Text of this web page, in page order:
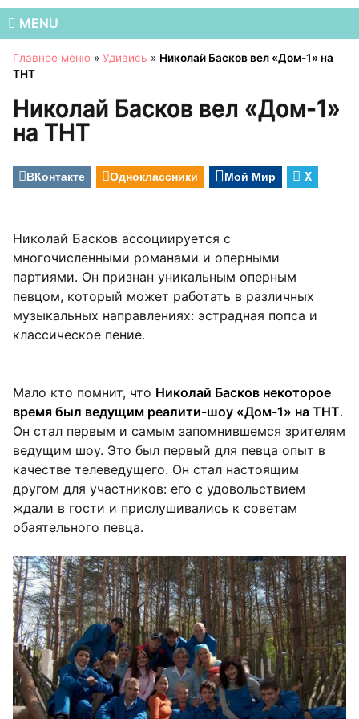
MENU
Главное меню » Удивись » Николай Басков вел «Дом-1» на
ТНТ
Николай Басков вел «Дом-1»
на ТНТ
ВКонтакте Одноклассники Мой Мир X
Николай Басков ассоциируется с
многочисленными романами и оперными
партиями. Он признан уникальным оперным
певцом, который может работать в различных
музыкальных направлениях: эстрадная попса и
классическое пение.
Мало кто помнит, что Николай Басков некоторое
время был ведущим реалити-шоу «Дом-1» на ТНТ.
Он стал первым и самым запомнившемся зрителям
ведущим шоу. Это был первый для певца опыт в
качестве телеведущего. Он стал настоящим
другом для участников: его с удовольствием
ждали в гости и прислушивались к советам
обаятельного певца.